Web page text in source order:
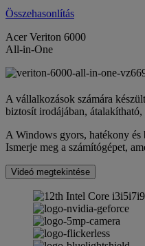
Összehasonlítás
Acer Veriton 6000
All-in-One
A vállalkozások számára
biztosít irodájában,
A Windows gyors, hatékony és
Ismerje meg a számítógépet,
Videó megtekintése